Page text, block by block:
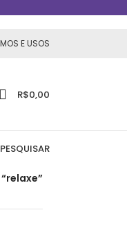
E USOS
R$0,00
PESQUISAR